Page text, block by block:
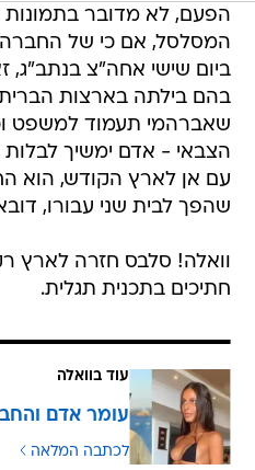
ביום שישי אחה"צ בנתב"ג,
בהם בילתה בארצות
שאברהמי תעמוד למשפט
הצבאי - אדם ימשיך לבלות
עם אן לארץ הקודש, הוא
שהפך לבית שני עבורו,
וואלה! סלבס חזרה לארץ
לכתבה המלאה